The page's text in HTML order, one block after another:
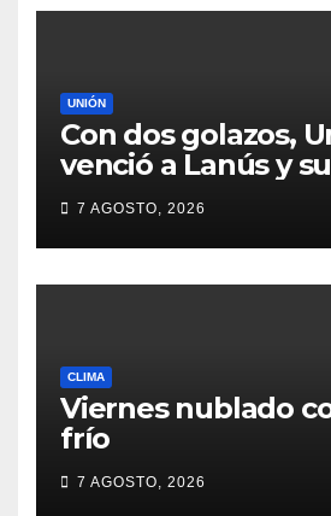
UNIÓN
Con dos golazos,
venció a Lanús y
primer triunfo en el
7 AGOSTO, 2026
CLIMA
Viernes nublado
frío
7 AGOSTO, 2026